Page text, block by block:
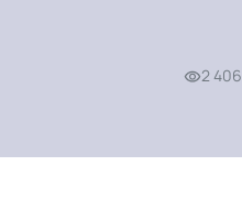
2 406